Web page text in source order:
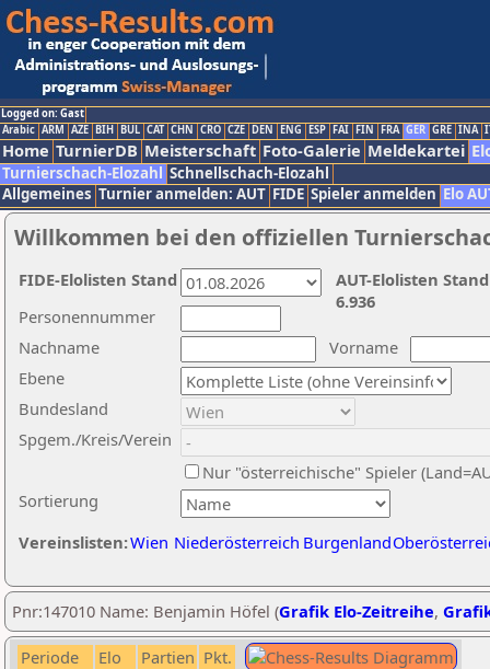
Logged on: Gast
Arabic ARM AZE BIH BUL CAT CHN CRO CZE DEN ENG ESP FAI FIN FRA GER GRE INA
Home TurnierDB Meisterschaft Foto-Galerie Meldekartei
Turnierschach-Elozahl Schnellschach-Elozahl
Allgemeines Turnier anmelden: AUT FIDE Spieler anmelden Elo
Willkommen bei den offiziellen
Nachname
Vorname
Ebene
Sortierung
Personennummer
Bundesland
Spgem./Kreis/Verein
Nur "österreichische" Spieler
Vereinslisten:Wien Niederösterreich Burgenland
AUT-Elolisten
6.936
FIDE-Elolisten Stand
Pnr:147010 Name: Benjamin Höfel (Grafik Elo-Zeitreihe,
Periode Elo Partien Pkt.